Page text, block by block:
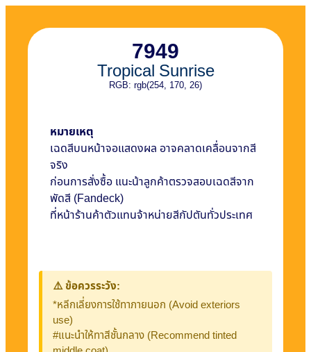
7949
Tropical Sunrise
RGB: rgb(254, 170, 26)
หมายเหตุ
เฉดสีบนหน้าจอแสดงผล อาจคลาดเคลื่อนจากสี
จริง
ก่อนการสั่งซื้อ แนะน้าลูกค้าตรวจสอบเฉดสีจาก
พัดสี (Fandeck)
ที่หน้าร้านค้าตัวแทนจ้าหน่ายสีกัปตันทั่วประเทศ
⚠️ ข้อควรระวัง:
*หลีกเลี่ยงการใช้ทาภายนอก (Avoid exteriors
use)
#แนะนำให้ทาสีชั้นกลาง (Recommend tinted